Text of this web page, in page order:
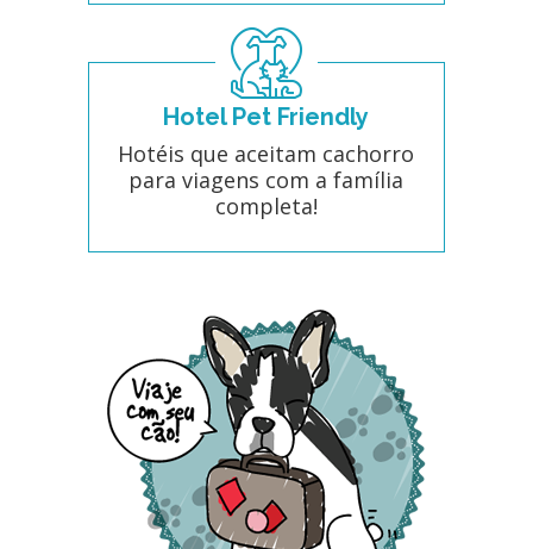
Hotel Pet Friendly
Hotéis que aceitam cachorro
para viagens com a família
completa!